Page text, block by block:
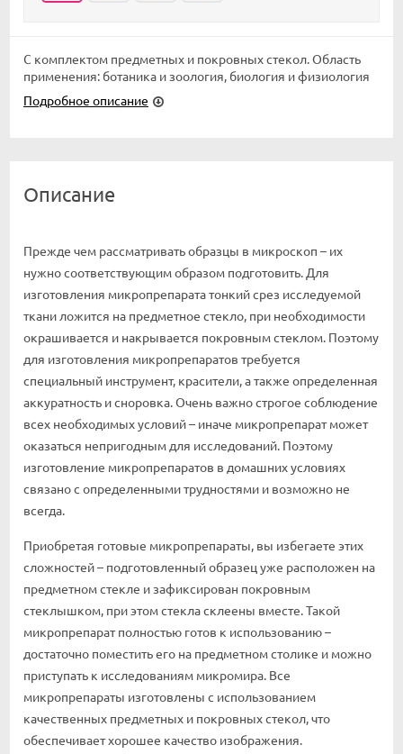
С комплектом предметных и покровных стекол. Область
применения: ботаника и зоология, биология и физиология
Подробное описание
Описание
Прежде чем рассматривать образцы в микроскоп – их
нужно соответствующим образом подготовить. Для
изготовления микропрепарата тонкий срез исследуемой
ткани ложится на предметное стекло, при необходимости
окрашивается и накрывается покровным стеклом. Поэтому
для изготовления микропрепаратов требуется
специальный инструмент, красители, а также определенная
аккуратность и сноровка. Очень важно строгое соблюдение
всех необходимых условий – иначе микропрепарат может
оказаться непригодным для исследований. Поэтому
изготовление микропрепаратов в домашних условиях
связано с определенными трудностями и возможно не
всегда.
Приобретая готовые микропрепараты, вы избегаете этих
сложностей – подготовленный образец уже расположен на
предметном стекле и зафиксирован покровным
стеклышком, при этом стекла склеены вместе. Такой
микропрепарат полностью готов к использованию –
достаточно поместить его на предметном столике и можно
приступать к исследованиям микромира. Все
микропрепараты изготовлены с использованием
качественных предметных и покровных стекол, что
обеспечивает хорошее качество изображения.